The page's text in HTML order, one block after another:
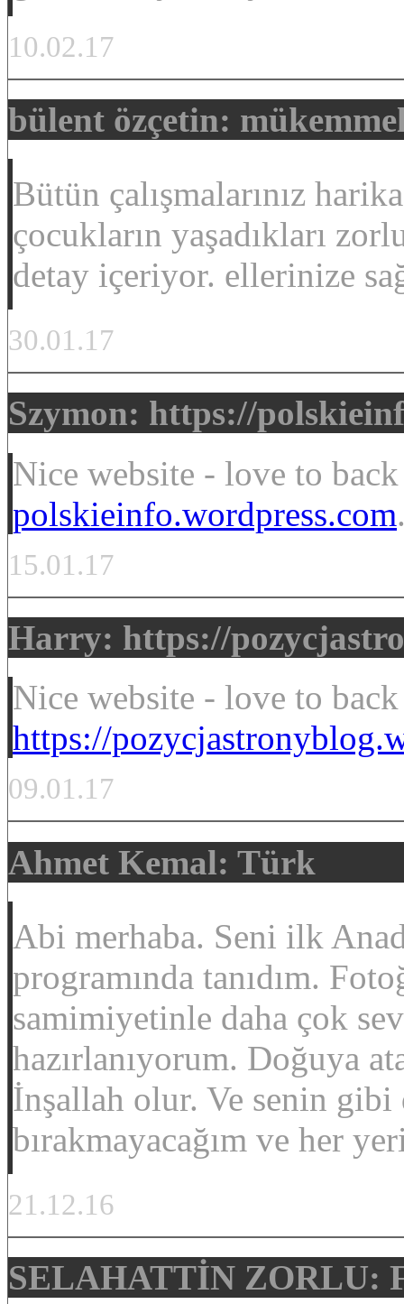
10.02.17
bülent özçetin:
Bütün çalışmalarınız
çocukların yaşadıkları
detay içeriyor. ellerinize
30.01.17
Szymon: https://
Nice website - love to back
polskieinfo.wordpress.com
15.01.17
Harry: https://
Nice website - love to back
https://
09.01.17
Ahmet Kemal: Türk
Abi merhaba. Seni ilk
programında tanıdım.
samimiyetinle daha çok
hazırlanıyorum. Doğuya
İnşallah olur. Ve senin
bırakmayacağım ve her
21.12.16
SELAHATTİN ZORLU: